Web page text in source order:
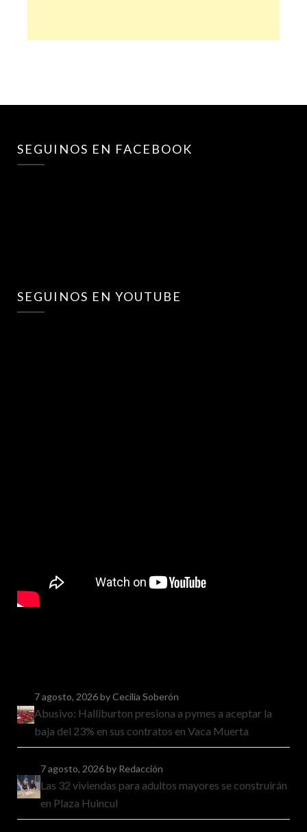
SEGUINOS EN FACEBOOK
SEGUINOS EN YOUTUBE
7 agosto, 2026by Cecilia Soberón
Abusivo: Halliburton presiona a pymes a aceptar la
baja del 23% en sus contratos en Vaca Muerta
7 agosto, 2026by Redacción
Las 32 viviendas para adultos mayores se construirán
en Plaza Huincul